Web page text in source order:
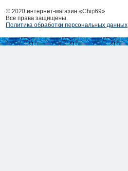
© 2020 интернет-магазин «Chip69»
Все права защищены.
Политика обработки персональных данных